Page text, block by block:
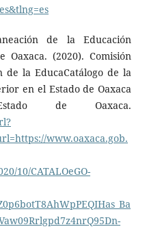
de la Educación
(2020). Comisión
de la EducaCatálogo de la
en el Estado de Oaxaca
de Oaxaca.
www.oaxaca.gob.
10/CATALOeGO-